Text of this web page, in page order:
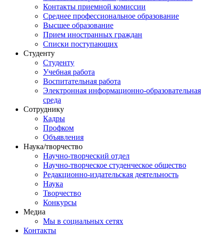
Контакты приемной комиссии
Среднее профессиональное образование
Высшее образование
Прием иностранных граждан
Списки поступающих
Студенту
Студенту
Учебная работа
Воспитательная работа
Электронная информационно-образовательная
среда
Сотруднику
Кадры
Профком
Объявления
Наука/творчество
Научно-творческий отдел
Научно-творческое студенческое общество
Редакционно-издательская деятельность
Наука
Творчество
Конкурсы
Медиа
Мы в социальных сетях
Контакты